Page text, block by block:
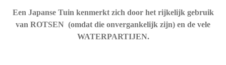
Een Japanse Tuin kenmerkt zich door het rijkelijk gebruik
van ROTSEN (omdat die onvergankelijk zijn) en de vele
WATERPARTIJEN.